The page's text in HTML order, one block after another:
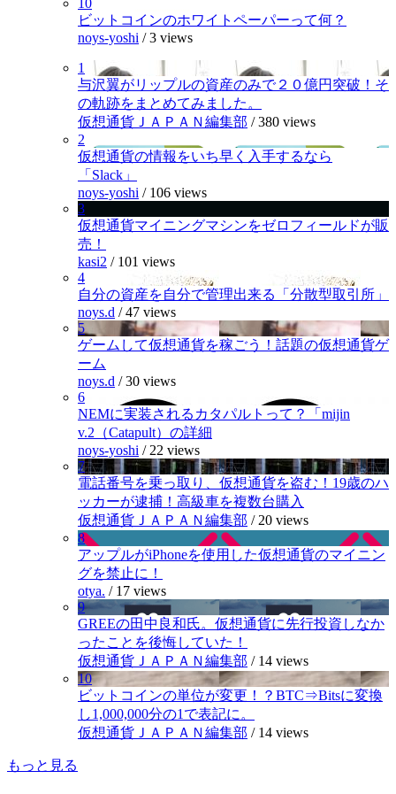
ビットコインのホワイトペーパーって何？
noys-yoshi /3 views
1
与沢翼がリップルの資産のみで２０億円突破！そ
の軌跡をまとめてみました。
仮想通貨ＪＡＰＡＮ編集部 /380 views
2
仮想通貨の情報をいち早く入手するなら
「Slack」
noys-yoshi / 106 views
3
仮想通貨マイニングマシンをゼロフィールドが販
売！
kasi2 / 101 views
4
自分の資産を自分で管理出来る「分散型取引所」
noys.d /47 views
5
ゲームして仮想通貨を稼ごう！話題の仮想通貨ゲ
ーム
noys.d /30 views
6
NEMに実装されるカタパルトって？「mijin
v.2（Catapult）の詳細
noys-yoshi / 22 views
7
電話番号を乗っ取り、仮想通貨を盗む！19歳のハ
ッカーが逮捕！高級車を複数台購入
仮想通貨ＪＡＰＡＮ編集部 / 20 views
8
アップルがiPhoneを使用した仮想通貨のマイニン
グを禁止に！
otya. / 17 views
9
GREEの田中良和氏。仮想通貨に先行投資しなか
ったことを後悔していた！
仮想通貨ＪＡＰＡＮ編集部 / 14 views
10
ビットコインの単位が変更！？BTC⇒Bitsに変換
し1,000,000分の1で表記に。
仮想通貨ＪＡＰＡＮ編集部 / 14 views
もっと見る